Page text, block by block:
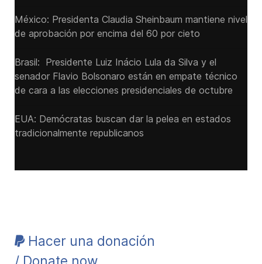
México: Presidenta Claudia Sheinbaum mantiene nivel
de aprobación por encima del 60 por cieto
Brasil: Presidente Luiz Inácio Lula da Silva y el
senador Flavio ‌Bolsonaro están en empate técnico
de cara a las ‌elecciones presidenciales de octubre
EUA: Demócratas buscan dar la pelea en estados
tradicionalmente republicanos
Hacer una donación
/ Donate now